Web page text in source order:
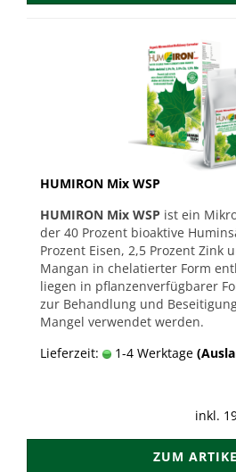
HUMIRON Mix WSP
HUMIRON Mix WSP ist ein
der 40 Prozent bioaktive
Prozent Eisen, 2,5 Prozent Zink
Mangan in chelatierter Form
liegen in pflanzenverfügbarer
zur Behandlung und
Mangel verwendet werden.
Lieferzeit:
1-4 Werktage
inkl.
ZUM